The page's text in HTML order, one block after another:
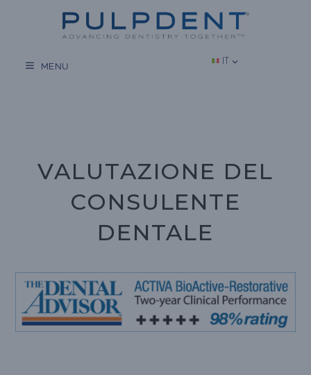
MENU IT
VALUTAZIONE DEL
CONSULENTE
DENTALE